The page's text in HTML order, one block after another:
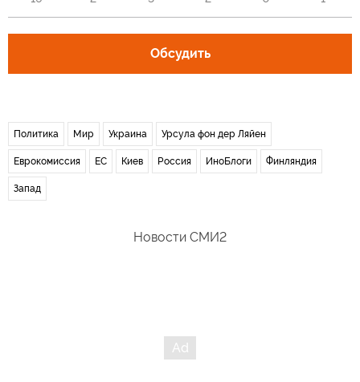
Обсудить
Политика Мир Украина Урсула фон дер Ляйен
Еврокомиссия ЕС Киев Россия ИноБлоги Финляндия
Запад
Новости СМИ2